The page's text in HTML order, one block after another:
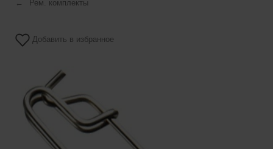
Рем. комплекты
Добавить в избранное